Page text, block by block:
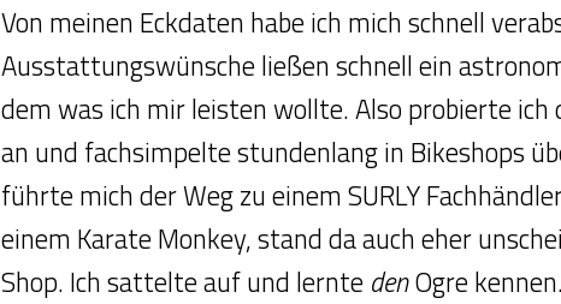
Von meinen Eckdaten habe ich mich schnell
Ausstattungswünsche ließen schnell ein
dem was ich mir leisten wollte. Also probierte ich
an und fachsimpelte stundenlang in Bikeshops
führte mich der Weg zu einem SURLY
einem Karate Monkey, stand da auch eher
Shop. Ich sattelte auf und lernte denOgre kennen.